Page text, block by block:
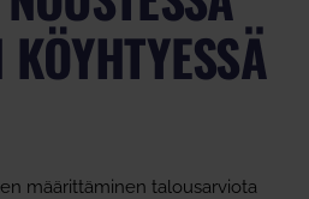
määrittäminen talousarviota